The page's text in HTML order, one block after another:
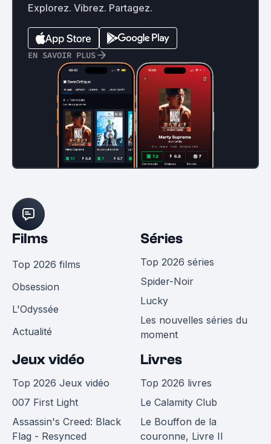
Explorez. Vibrez. Partagez.
EN SAVOIR PLUS
Films
Top 2026 films
Obsession
L'Odyssée
Actualité
Séries
Top 2026 séries
Spider-Noir
Lucky
Les nouvelles séries du
moment
Jeux vidéo
Top 2026 Jeux vidéo
007 First Light
Assassin's Creed: Black
Flag - Resynced
Livres
Top 2026 livres
Le Calamity Club
Le Bouffon de la
couronne, Livre II